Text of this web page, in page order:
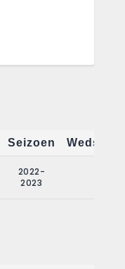
Seizoen
2022-
2023